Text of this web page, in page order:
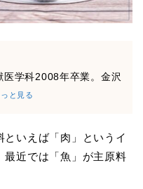
学科2008年卒業。金沢
と見る
といえば「肉」というイ
最近では「魚」が主原料